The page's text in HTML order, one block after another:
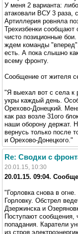
У меня 2 варианта:
атаковали ВСУ 3 раза,
Артиллерия ровняла
Трехизбенки сообщают
чисто позиционные
ждем команды
есть. А пока слышно
всему фронту.
Сообщение от жителя
"Я выехал вот с села к
укры каждый день.
Орехово-Донецкий.
как раз возле 31ого
наши оборону держат.
вернусь только после
и Орехово-Донецкого."
Re: Сводки с
20.01.15, 10:30
20.01.15. 09:04.
"Горловка снова в
Горловку. Обстрел
Дзержинска и
Поступают сообщения,
попадания. Каратели
из строя